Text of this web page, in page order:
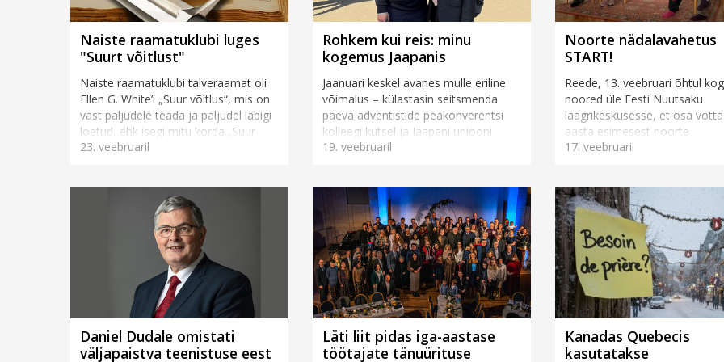
Naiste raamatuklubi luges
"Suurt võitlust"
Naiste raamatuklubi talveraamat oli
Ellen G. White’i „Suur võitlus“, mis on
vast paljudele teada ja paljudel läbigi
loetud, ehk isegi mitu korda.„Suur
võitlus“ algab Jeruusalemma
23. veebruaril
Rohkem kui reis: minu
kogemus Jaapanis
Jaanuari keskel avanes mulle eriline
võimalus – külastasin seitsmenda
päeva adventistide peakonverentsi
kolleegi kutsel ja Jaapani uniooni
heakskiidul Jaapanit. Veetsin selles
19. veebruaril
Noorte nädalavahetus
START!
Reede, 13. veebruari õhtul
noored üle Eesti Nuutsaku
laagrikeskusesse, et osa
aasta esimesest noorte
nädalavahetusest. Kolme päeva
17. veebruaril
Daniel Dudale omistati
väljapaistva teenistuse eest
Läti liit pidas iga-aastase
töötajate tänuürituse
Kanadas Quebecis
kasutatakse